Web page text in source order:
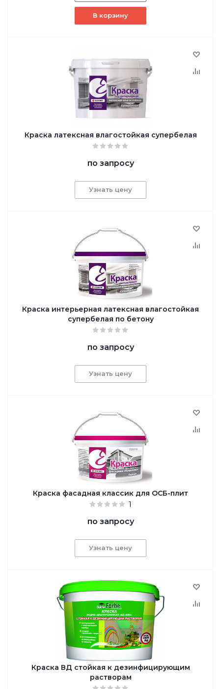
В корзину
Краска латексная влагостойкая супербелая
по запросу
Узнать цену
Краска интерьерная латексная влагостойкая
супербелая по бетону
по запросу
Узнать цену
Краска фасадная классик для ОСБ-плит
1
по запросу
Узнать цену
Краска ВД стойкая к дезинфицирующим
растворам